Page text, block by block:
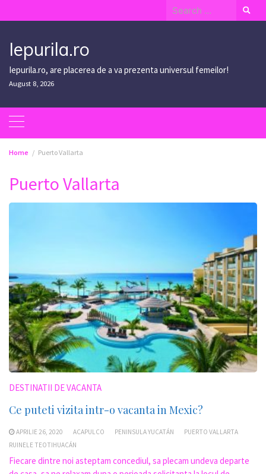
to
Search
for:
Iepurila.ro
Iepurila.ro, are placerea de a va prezenta universul femeilor!
August 8, 2026
Home Puerto Vallarta
Puerto Vallarta
DESTINATII DE VACANTA
Ce puteti vizita intr-o vacanta in Mexic?
APRILIE 26, 2020 ACAPULCO PENINSULA YUCATÁN
PUERTO VALLARTA
RUINELE TEOTIHUACÁN
Fiecare dintre noi asteptam concediul, sa plecam undeva departe